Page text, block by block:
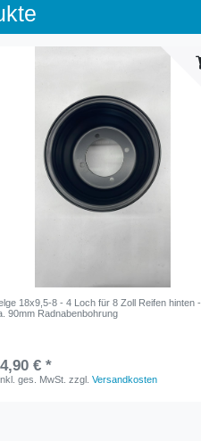
18x9,5-8 - 4 Loch für 8 Zoll Reifen hinten -
90mm Radnabenbohrung
€ *
ges. MwSt. zzgl.Versandkosten